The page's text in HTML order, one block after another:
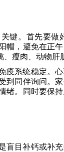
键。首先要
帽，避免在正
瘦肉、动物肝
疫系统稳定。
到同伴询问。
绪。同时要保
盲目补钙或补